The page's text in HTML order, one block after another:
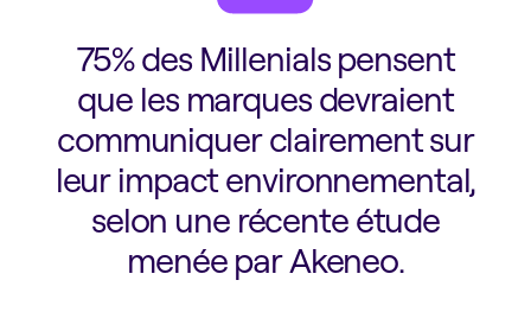
75% des Millenials pensent
que les marques devraient
communiquer clairement sur
leur impact environnemental,
selon une récente étude
menée par Akeneo.